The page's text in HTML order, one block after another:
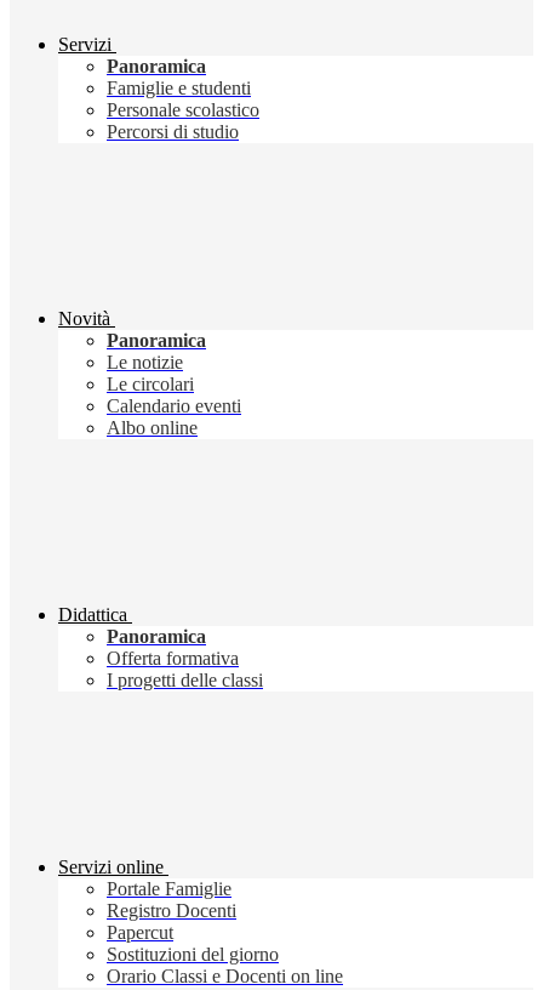
Servizi
Panoramica
Famiglie e studenti
Personale scolastico
Percorsi di studio
Novità
Panoramica
Le notizie
Le circolari
Calendario eventi
Albo online
Didattica
Panoramica
Offerta formativa
I progetti delle classi
Servizi online
Portale Famiglie
Registro Docenti
Papercut
Sostituzioni del giorno
Orario Classi e Docenti on line